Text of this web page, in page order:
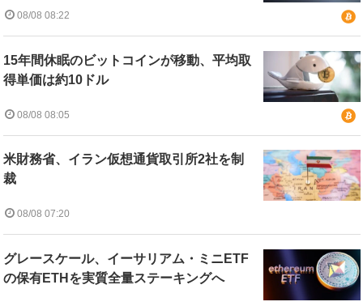
08/08 08:22
15年間休眠のビットコインが移動、平均取
得単価は約10ドル
08/08 08:05
米財務省、イラン仮想通貨取引所2社を制
裁
08/08 07:20
グレースケール、イーサリアム・ミニETF
の保有ETHを実質全量ステーキングへ